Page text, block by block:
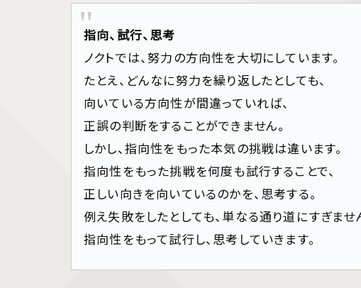
指向、試行、思考
ノクトでは、努力の方向性を大切にしています。
たとえ、どんなに努力を繰り返したとしても、
向いている方向性が間違っていれば、
正誤の判断をすることができません。
しかし、指向性をもった本気の挑戦は違います。
指向性をもった挑戦を何度も試行することで、
正しい向きを向いているのかを、思考する。
例え失敗をしたとしても、単なる通り道にすぎませ
指向性をもって試行し、思考していきます。